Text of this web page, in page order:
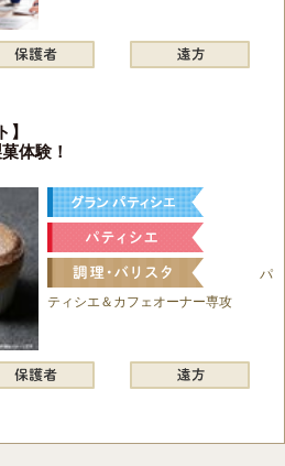
】
体験！
パ
ティシエ＆カフェオーナー専攻